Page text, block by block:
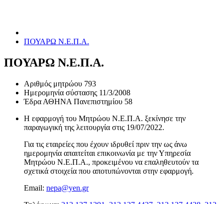
ΠΟΥΑΡΩ Ν.Ε.Π.Α.
ΠΟΥΑΡΩ Ν.Ε.Π.Α.
Αριθμός μητρώου 793
Ημερομηνία σύστασης 11/3/2008
Έδρα ΑΘΗΝΑ Πανεπιστημίου 58
Η εφαρμογή του Μητρώου Ν.Ε.Π.Α. ξεκίνησε την
παραγωγική της λειτουργία στις 19/07/2022.
Για τις εταιρείες που έχουν ιδρυθεί πριν την ως άνω
ημερομηνία απαιτείται επικοινωνία με την Υπηρεσία
Μητρώου Ν.Ε.Π.Α., προκειμένου να επαληθευτούν τα
σχετικά στοιχεία που αποτυπώνονται στην εφαρμογή.
Email: nepa@yen.gr